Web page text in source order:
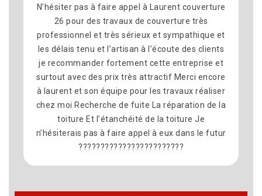
Nous avons fait appel à Laurent couverture 26
pour le remplacement de la toiture sur la
commune dé Montelimar et nous sommes très
satisfait du résultat. Travail soigné, bon conseil,
équipe sympathique et professionnelle. Les
délais ont été respectés et le chantier était
propre à la fin. Merci pour votre sérieux. je
recommande vivement Laurent Couverture 26